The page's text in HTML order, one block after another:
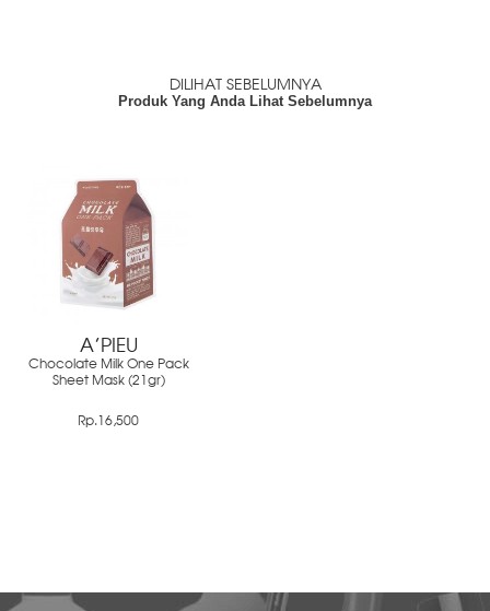
DILIHAT SEBELUMNYA
Produk Yang Anda Lihat Sebelumnya
A'PIEU
Chocolate Milk One Pack
Sheet Mask (21gr)
Rp.16,500